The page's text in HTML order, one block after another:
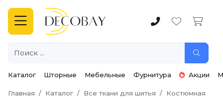
Каталог Шторные Мебельные Фурнитура Акции
Главная Каталог Все ткани для шитья Костюмная